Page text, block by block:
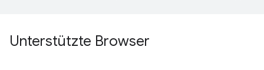
Unterstützte Browser